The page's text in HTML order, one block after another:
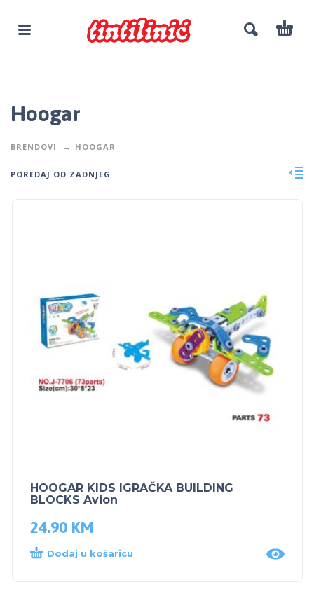
Hoogar
BRENDOVI HOOGAR
POREDAJ OD ZADNJEG
HOOGAR KIDS IGRAČKA BUILDING
BLOCKS Avion
24.90 KM
Dodaj u košaricu